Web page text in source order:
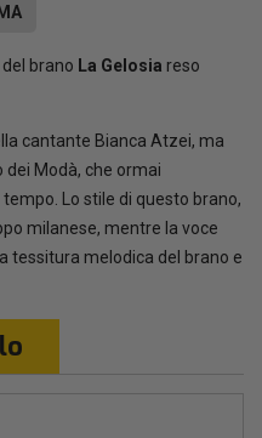
brano La Gelosia reso
cantante Bianca Atzei, ma
dei Modà, che ormai
Lo stile di questo brano,
milanese, mentre la voce
tessitura melodica del brano e